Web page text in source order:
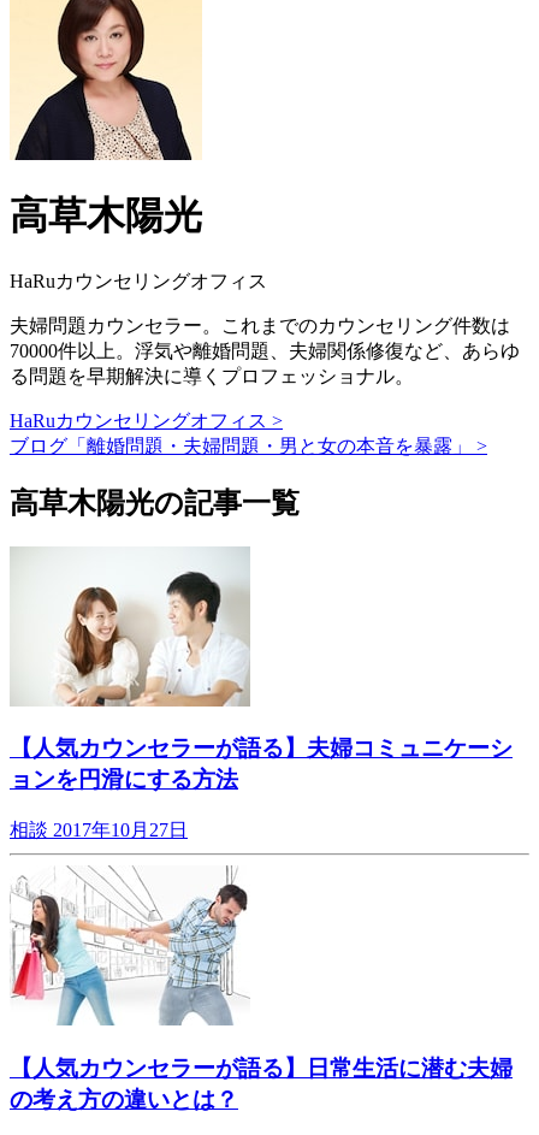
高草木陽光
HaRuカウンセリングオフィス
夫婦問題カウンセラー。これまでのカウンセリング件数は
70000件以上。浮気や離婚問題、夫婦関係修復など、あらゆ
る問題を早期解決に導くプロフェッショナル。
HaRuカウンセリングオフィス >
ブログ「離婚問題・夫婦問題・男と女の本音を暴露」 >
高草木陽光の記事一覧
【人気カウンセラーが語る】夫婦コミュニケーシ
ョンを円滑にする方法
相談 2017年10月27日
【人気カウンセラーが語る】日常生活に潜む夫婦
の考え方の違いとは？